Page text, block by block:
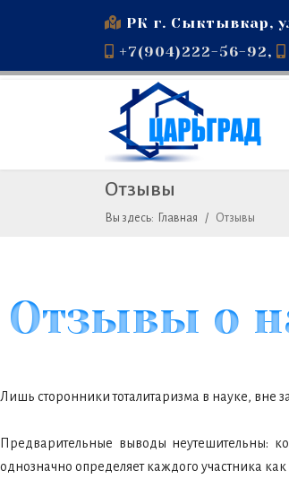
РК г. Сыктывкар,
+7(904)222-56-92,
Отзывы
Вы здесь: Главная Отзывы
Отзывы о
Лишь сторонники тоталитаризма в науке, вне
Предварительные выводы неутешительны:
однозначно определяет каждого участника